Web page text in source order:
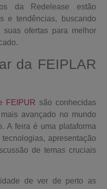
da Redelease estão
e tendências, buscando
ofertas para melhor
da FEIPLAR
FEIPUR são conhecidas
avançado no mundo
A feira é uma plataforma
apresentação
de temas cruciais
de ver de perto as